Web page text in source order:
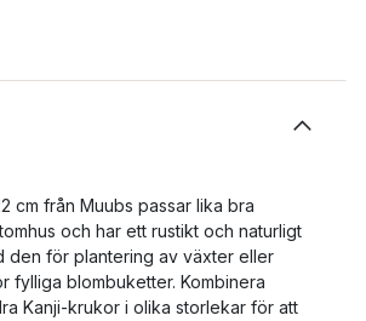
cm från Muubs passar lika bra
och har ett rustikt och naturligt
den för plantering av växter eller
fylliga blombuketter. Kombinera
Kanji-krukor i olika storlekar för att